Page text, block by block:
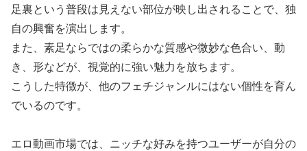
足裏という普段は見えない部位が映し出されることで、独
自の興奮を演出します。
また、素足ならではの柔らかな質感や微妙な色合い、動
き、形などが、視覚的に強い魅力を放ちます。
こうした特徴が、他のフェチジャンルにはない個性を育ん
でいるのです。
エロ動画市場では、ニッチな好みを持つユーザーが自分の